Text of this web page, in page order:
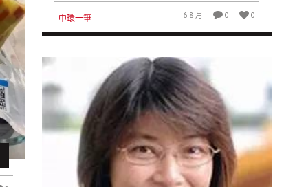
中環一筆 6 8 月 0 0